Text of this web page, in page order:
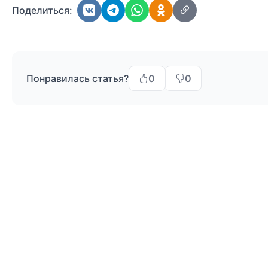
Поделиться:
Понравилась статья? 0 0